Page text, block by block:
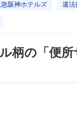
急阪神ホテルズ 違法
柄の「便